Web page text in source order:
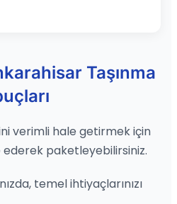
Taşınma
verimli hale getirmek için
ederek paketleyebilirsiniz.
temel ihtiyaçlarınızı